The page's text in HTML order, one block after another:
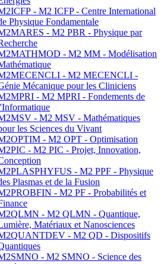
- M2 ICFP - Centre International
Physique Fondamentale
- M2 PBR - Physique par
- M2 MM - Modélisation
- M2 MECENCLI -
Mécanique pour les Cliniciens
- M2 MPRI - Fondements de
- M2 MSV - Mathématiques
les Sciences du Vivant
- M2 OPT - Optimisation
- M2 PIC - Projet, Innovation,
- M2 PPF - Physique
Plasmas et de la Fusion
- M2 PF - Probabilités et
- M2 QLMN - Quantique,
Matériaux et Nanosciences
- M2 QD - Dispositifs
- M2 SMNO - Science des